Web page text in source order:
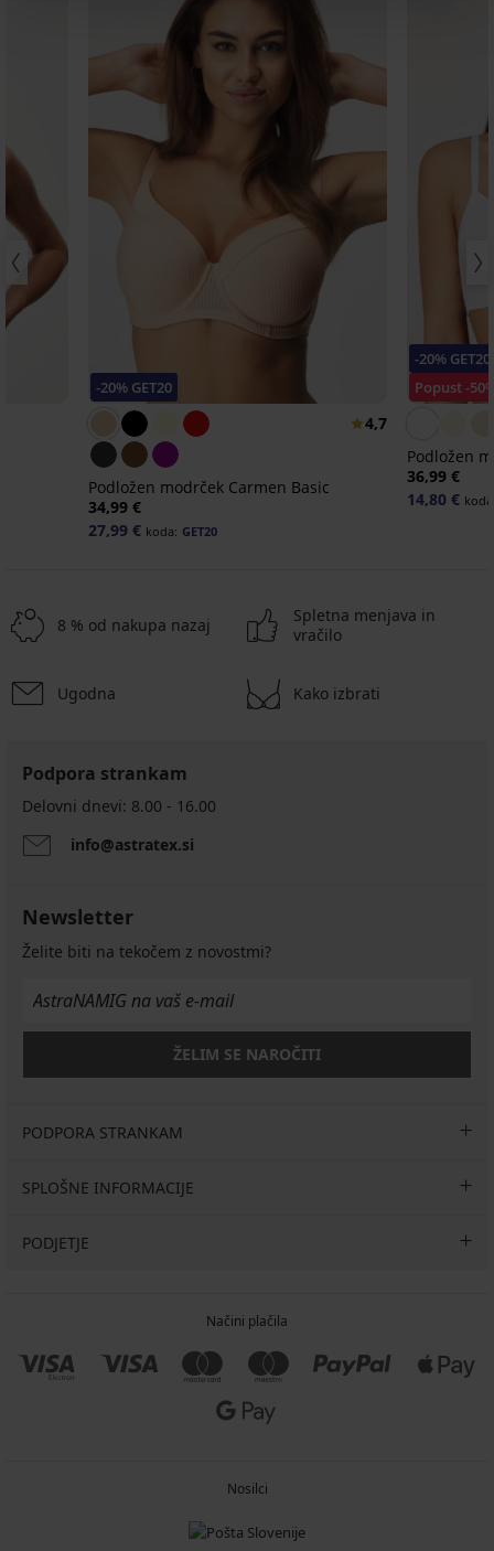
-20% GET20
4,7
Podložen modrček Carmen Basic
34,99 €
27,99 € koda: GET20
-20% GET20
Popust -
Podložen
36,99 €
14,80 €
8 % od nakupa nazaj
Spletna menjava in
vračilo
Ugodna Kako izbrati
Podpora strankam
Delovni dnevi: 8.00 - 16.00
info@astratex.si
Newsletter
Želite biti na tekočem z novostmi?
ŽELIM SE NAROČITI
PODPORA STRANKAM
SPLOŠNE INFORMACIJE
PODJETJE
Načini plačila
Nosilci